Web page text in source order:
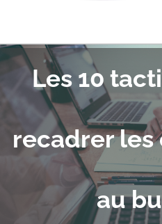
Les 10
recadrer les
au